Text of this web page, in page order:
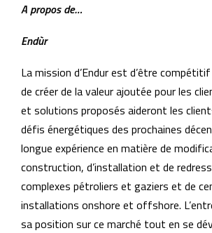
A propos de…
Endùr
La mission d’Endur est d’être
de créer de la valeur ajoutée pour les
et solutions proposés aideront les
défis énergétiques des prochaines
longue expérience en matière de
construction, d’installation et de
complexes pétroliers et gaziers et de
installations onshore et offshore.
sa position sur ce marché tout en se